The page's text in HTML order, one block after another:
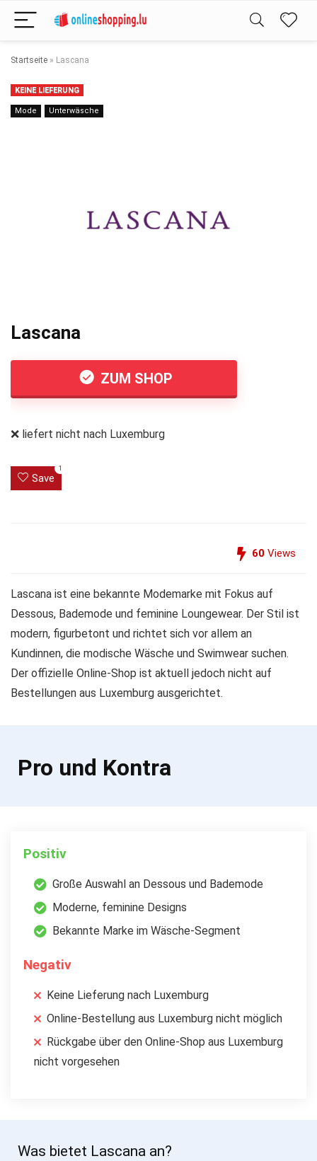
Startseite » Lascana
KEINE LIEFERUNG
Mode Unterwäsche
Lascana
ZUM SHOP
❌ liefert nicht nach Luxemburg
Save
1
60 Views
Lascana ist eine bekannte Modemarke mit Fokus auf
Dessous, Bademode und feminine Loungewear. Der Stil ist
modern, figurbetont und richtet sich vor allem an
Kundinnen, die modische Wäsche und Swimwear suchen.
Der offizielle Online-Shop ist aktuell jedoch nicht auf
Bestellungen aus Luxemburg ausgerichtet.
Pro und Kontra
Positiv
Große Auswahl an Dessous und Bademode
Moderne, feminine Designs
Bekannte Marke im Wäsche-Segment
Negativ
Keine Lieferung nach Luxemburg
Online-Bestellung aus Luxemburg nicht möglich
Rückgabe über den Online-Shop aus Luxemburg
nicht vorgesehen
Was bietet Lascana an?